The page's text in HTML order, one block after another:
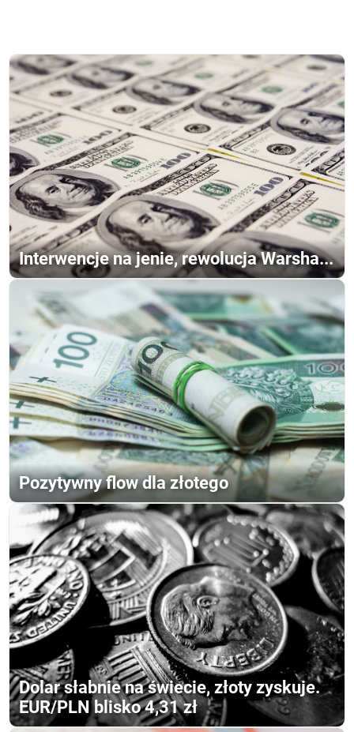
Interwencje na jenie, rewolucja Warsha...
Pozytywny flow dla złotego
Dolar słabnie na świecie, złoty zyskuje.
EUR/PLN blisko 4,31 zł